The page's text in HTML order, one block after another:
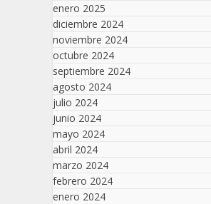
enero 2025
diciembre 2024
noviembre 2024
octubre 2024
septiembre 2024
agosto 2024
julio 2024
junio 2024
mayo 2024
abril 2024
marzo 2024
febrero 2024
enero 2024